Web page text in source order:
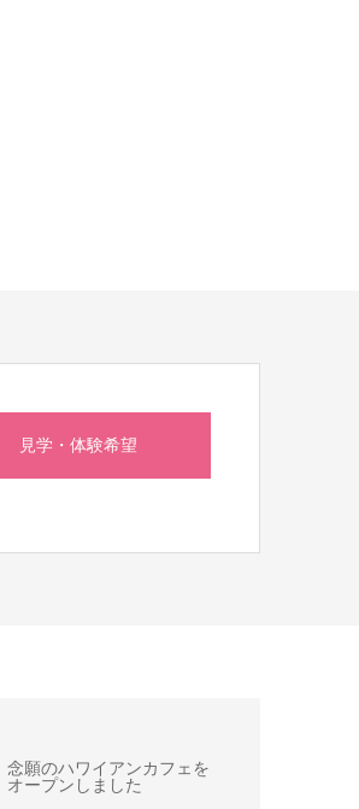
見学・体験希望
念願のハワイアンカフェを
オープンしました